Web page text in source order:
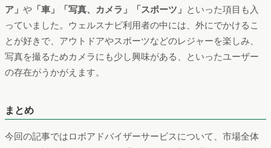
ア」 や 「車」「写真、カメラ」「スポーツ」 といった項目も入
っていました。ウェルスナビ利用者の中には、外にでかけるこ
とが好きで、アウトドアやスポーツなどのレジャーを楽しみ、
写真を撮るためカメラにも少し興味がある、といったユーザー
の存在がうかがえます。
まとめ
今回の記事ではロボアドバイザーサービスについて、市場全体